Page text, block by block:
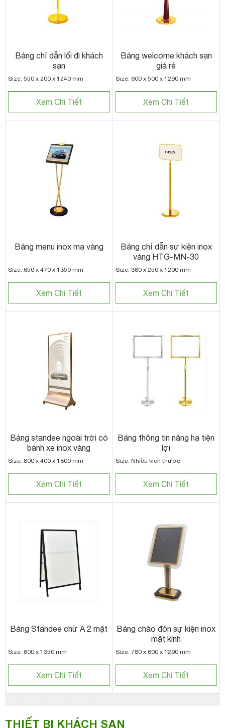
Bảng chỉ dẫn lối đi khách
sạn
Size: 550 x 200 x 1240 mm
Xem Chi Tiết
Bảng welcome khách sạn
giá rẻ
Size: 600 x 500 x 1290 mm
Xem Chi Tiết
Bảng menu inox mạ vàng
Size: 650 x 470 x 1350 mm
Xem Chi Tiết
Bảng chỉ dẫn sự kiện inox
vàng HTG-MN-30
Size: 380 x 250 x 1200 mm
Xem Chi Tiết
Bảng standee ngoài trời có
bánh xe inox vàng
Size: 800 x 400 x 1800 mm
Xem Chi Tiết
Bảng thông tin nâng hạ tiện
lợi
Size: Nhiều kích thước
Xem Chi Tiết
Bảng Standee chữ A 2 mặt
Size: 800 x 1350 mm
Xem Chi Tiết
Bảng chào đón sự kiện inox
mặt kính
Size: 780 x 600 x 1290 mm
Xem Chi Tiết
THIẾT BỊ KHÁCH SẠN